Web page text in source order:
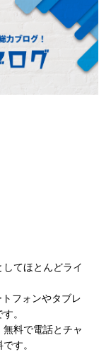
てほとんどライ
フォンやタブレ
。
料で電話とチャ
す。